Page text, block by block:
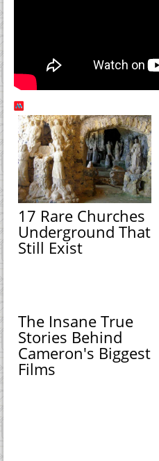
17 Rare Churches
Underground That
Still Exist
The Insane True
Stories Behind
Cameron's Biggest
Films